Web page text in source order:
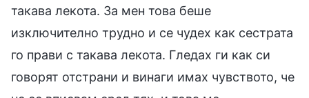
такава лекота. За мен това беше
изключително трудно и се чудех как сестрата
го прави с такава лекота. Гледах ги как си
говорят отстрани и винаги имах чувството, че